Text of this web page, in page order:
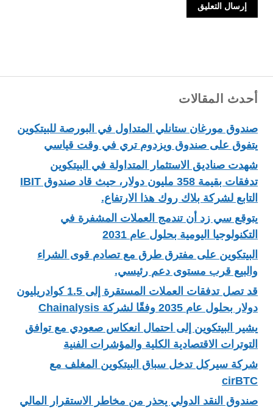
أحدث المقالات
صندوق مورغان ستانلي المتداول في البورصة للبيتكوين
يتفوق على صندوق ويزدوم تري في وقت قياسي
شهدت صناديق الاستثمار المتداولة في البيتكوين
تدفقات بقيمة 358 مليون دولار، حيث قاد صندوق IBIT
التابع لشركة بلاك روك هذا الارتفاع.
يتوقع سي زد أن تندمج العملات المشفرة في
التكنولوجيا اليومية بحلول عام 2031
البيتكوين على مفترق طرق مع تصادم قوى الشراء
والبيع قرب مستوى دعم رئيسي.
قد تصل تدفقات العملات المستقرة إلى 1.5 كوادريليون
دولار بحلول عام 2035 وفقًا لشركة Chainalysis
يشير البيتكوين إلى احتمال انعكاس صعودي مع توافق
التوترات الاقتصادية الكلية والمؤشرات الفنية
شركة سيركل تدخل سباق البيتكوين المغلف مع
cirBTC
صندوق النقد الدولي يحذر من مخاطر الاستقرار المالي